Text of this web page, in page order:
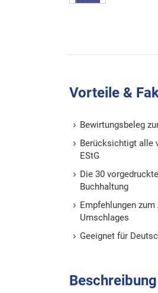
Vorteile &
Bewirtungsbeleg
Berücksichtigt alle
EStG
Die 30
Buchhaltung
Empfehlungen
Umschlages
Geeignet für
Beschreibung